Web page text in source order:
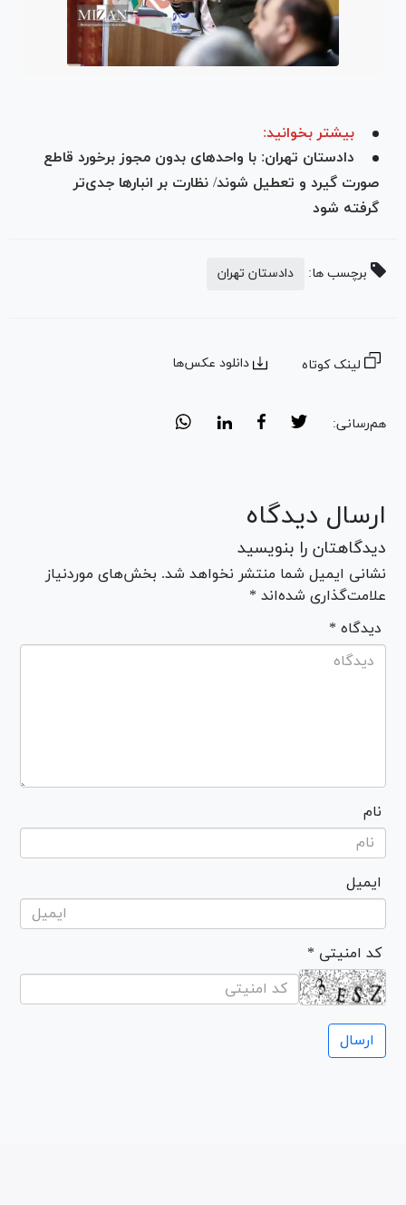
بیشتر بخوانید:
دادستان تهران: با واحد‌های بدون مجوز برخورد قاطع
صورت گیرد و تعطیل شوند/ نظارت بر انبار‌ها جدی‌تر
گرفته شود
برچسب ها: دادستان تهران
لینک کوتاه دانلود عکس‌ها
هم‌رسانی:
ارسال دیدگاه
دیدگاهتان را بنویسید
نشانی ایمیل شما منتشر نخواهد شد. بخش‌های موردنیاز
علامت‌گذاری شده‌اند *
* دیدگاه
نام
ایمیل
* کد امنیتی